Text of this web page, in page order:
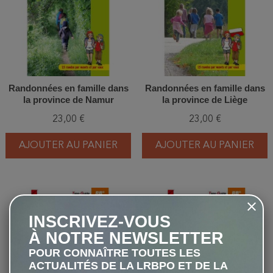
Randonnées en famille dans
la province de Namur
23,00 €
AJOUTER AU PANIER
Randonnées en famille dans
la province de Liège
23,00 €
AJOUTER AU PANIER
favorite_border
INSCRIVEZ-VOUS
À NOTRE NEWSLETTER
POUR CONNAÎTRE TOUTES LES
ACTUALITÉS DE LA LRBPO ET DE LA